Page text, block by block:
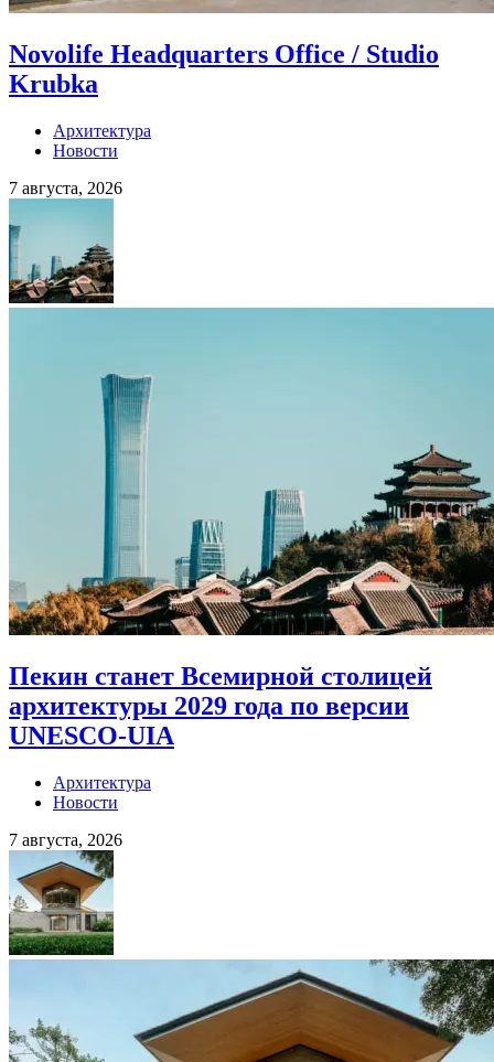
Novolife Headquarters Office / Studio
Krubka
Архитектура
Новости
7 августа, 2026
Пекин станет Всемирной столицей
архитектуры 2029 года по версии
UNESCO-UIA
Архитектура
Новости
7 августа, 2026